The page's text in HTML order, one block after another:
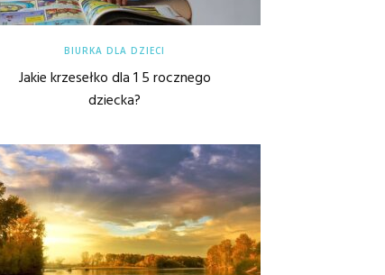
BIURKA DLA DZIECI
Jakie krzesełko dla 1 5 rocznego
dziecka?